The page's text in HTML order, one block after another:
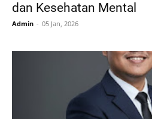
dan Kesehatan Mental
Admin 05 Jan, 2026